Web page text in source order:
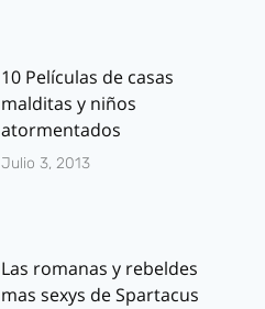
10 Películas de casas
malditas y niños
atormentados
Julio 3, 2013
Las romanas y rebeldes
mas sexys de Spartacus